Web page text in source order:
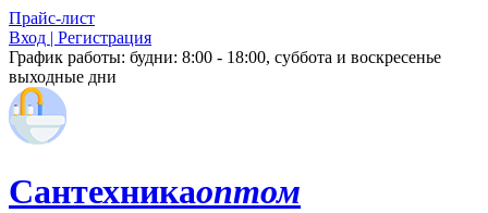
Прайс-лист
Вход | Регистрация
График работы: будни: 8:00 - 18:00, суббота и воскресенье
выходные дни
Сантехникаоптом